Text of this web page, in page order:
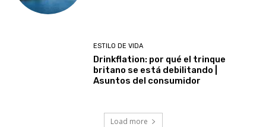
ESTILO DE VIDA
Drinkflation: por qué el trinque
britano se está debilitando |
Asuntos del consumidor
Load more